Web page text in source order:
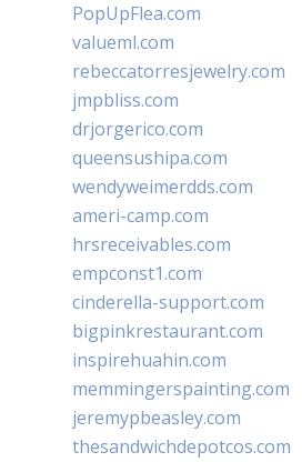
PopUpFlea.com
valueml.com
rebeccatorresjewelry.com
jmpbliss.com
drjorgerico.com
queensushipa.com
wendyweimerdds.com
ameri-camp.com
hrsreceivables.com
empconst1.com
cinderella-support.com
bigpinkrestaurant.com
inspirehuahin.com
memmingerspainting.com
jeremypbeasley.com
thesandwichdepotcos.com